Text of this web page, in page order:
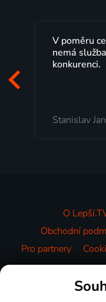
V poměru
nemá
konkurenci.
Stanislav
O
Obchodní
Pro partnery